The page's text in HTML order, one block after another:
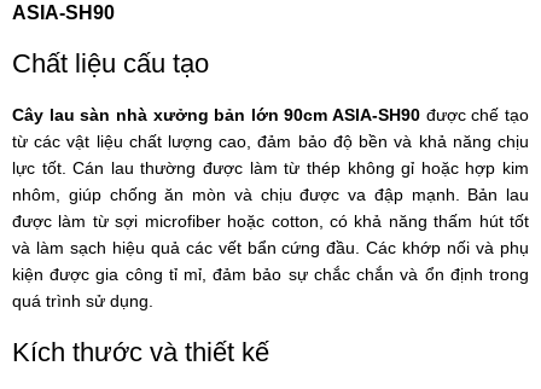
ASIA-SH90
Chất liệu cấu tạo
Cây lau sàn nhà xưởng bản lớn 90cm ASIA-SH90 được chế tạo
từ các vật liệu chất lượng cao, đảm bảo độ bền và khả năng chịu
lực tốt. Cán lau thường được làm từ thép không gỉ hoặc hợp kim
nhôm, giúp chống ăn mòn và chịu được va đập mạnh. Bản lau
được làm từ sợi microfiber hoặc cotton, có khả năng thấm hút tốt
và làm sạch hiệu quả các vết bẩn cứng đầu. Các khớp nối và phụ
kiện được gia công tỉ mỉ, đảm bảo sự chắc chắn và ổn định trong
quá trình sử dụng.
Kích thước và thiết kế